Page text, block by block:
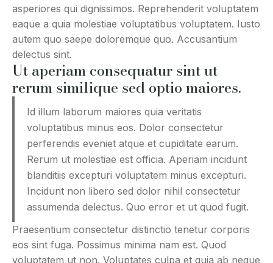
asperiores qui dignissimos. Reprehenderit voluptatem
eaque a quia molestiae voluptatibus voluptatem. Iusto
autem quo saepe doloremque quo. Accusantium
delectus sint.
Ut aperiam consequatur sint ut
rerum similique sed optio maiores.
Id illum laborum maiores quia veritatis
voluptatibus minus eos. Dolor consectetur
perferendis eveniet atque et cupiditate earum.
Rerum ut molestiae est officia. Aperiam incidunt
blanditiis excepturi voluptatem minus excepturi.
Incidunt non libero sed dolor nihil consectetur
assumenda delectus. Quo error et ut quod fugit.
Praesentium consectetur distinctio tenetur corporis
eos sint fuga. Possimus minima nam est. Quod
voluptatem ut non. Voluptates culpa et quia ab neque